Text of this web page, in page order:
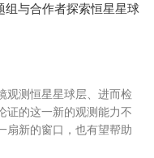
组与合作者探索恒星星球
观测恒星星球层、进而检
证的这一新的观测能力不
扇新的窗口，也有望帮助
。